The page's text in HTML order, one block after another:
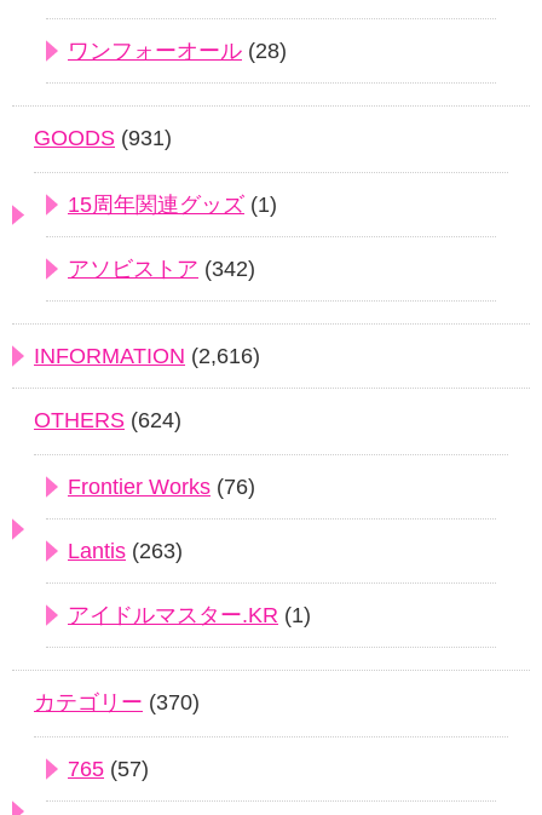
ワンフォーオール (28)
GOODS (931)
15周年関連グッズ (1)
アソビストア (342)
INFORMATION (2,616)
OTHERS (624)
Frontier Works (76)
Lantis (263)
アイドルマスター.KR (1)
カテゴリー (370)
765 (57)